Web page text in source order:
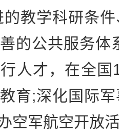
教学科研条
的公共服务体
人才，在全
育;深化国际
空军航空开放